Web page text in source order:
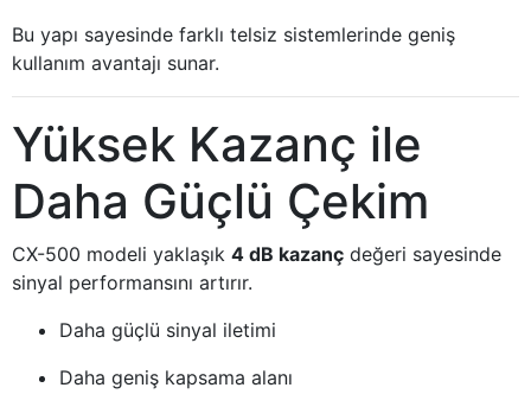
Bu yapı sayesinde farklı telsiz sistemlerinde geniş
kullanım avantajı sunar.
Yüksek Kazanç ile
Daha Güçlü Çekim
CX-500 modeli yaklaşık4 dB kazanç değeri sayesinde
sinyal performansını artırır.
Daha güçlü sinyal iletimi
Daha geniş kapsama alanı